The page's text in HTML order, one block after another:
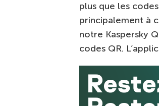
plus que les
principalement à
notre Kaspersky
codes QR.